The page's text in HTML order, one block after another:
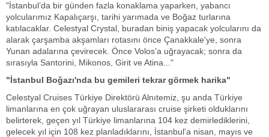
"İstanbul’da bir günden fazla konaklama yaparken, yabancı
yolcularımız Kapalıçarşı, tarihi yarımada ve Boğaz turlarına
katılacaklar. Celestyal Crystal, buradan biniş yapacak yolcularını da
alarak çarşamba akşamları rotasını önce Çanakkale'ye, sonra
Yunan adalarına çevirecek. Önce Volos’a uğrayacak; sonra da
sırasıyla Santorini, Mikonos, Girit ve Atina..."
"İstanbul Boğazı'nda bu gemileri tekrar görmek harika"
Celestyal Cruises Türkiye Direktörü Alnıtemiz, şu anda Türkiye
limanlarına en çok uğrayan uluslararası cruise şirketi olduklarını
belirterek, geçen yıl Türkiye limanlarına 104 kez demirlediklerini,
gelecek yıl için 108 kez planladıklarını, İstanbul'a nisan, mayıs ve